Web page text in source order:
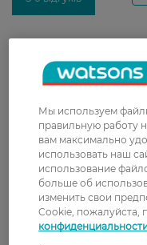
Новая почта
В отделение
от 699 грн
Укрпочта
Стоимость
доставка от –
Забрать
Мы используем
правильную работу
вам максимально
использовать наш
использование
больше об
изменить свои
Cookie, пожалуйста,